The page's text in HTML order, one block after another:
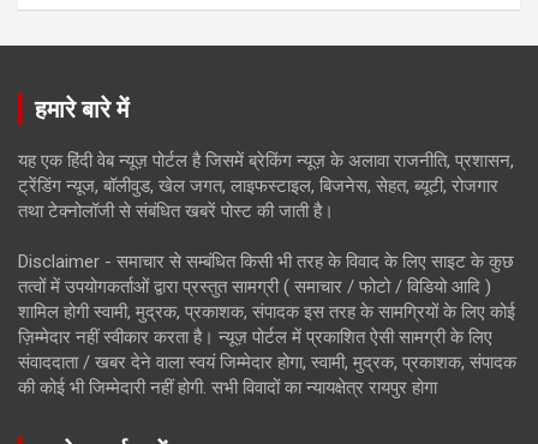
हमारे बारे में
यह एक हिंदी वेब न्यूज़ पोर्टल है जिसमें ब्रेकिंग न्यूज़ के अलावा राजनीति, प्रशासन,
ट्रेंडिंग न्यूज, बॉलीवुड, खेल जगत, लाइफस्टाइल, बिजनेस, सेहत, ब्यूटी, रोजगार
तथा टेक्नोलॉजी से संबंधित खबरें पोस्ट की जाती है।
Disclaimer - समाचार से सम्बंधित किसी भी तरह के विवाद के लिए साइट के कुछ
तत्वों में उपयोगकर्ताओं द्वारा प्रस्तुत सामग्री ( समाचार / फोटो / विडियो आदि )
शामिल होगी स्वामी, मुद्रक, प्रकाशक, संपादक इस तरह के सामग्रियों के लिए कोई
ज़िम्मेदार नहीं स्वीकार करता है। न्यूज़ पोर्टल में प्रकाशित ऐसी सामग्री के लिए
संवाददाता / खबर देने वाला स्वयं जिम्मेदार होगा, स्वामी, मुद्रक, प्रकाशक, संपादक
की कोई भी जिम्मेदारी नहीं होगी. सभी विवादों का न्यायक्षेत्र रायपुर होगा